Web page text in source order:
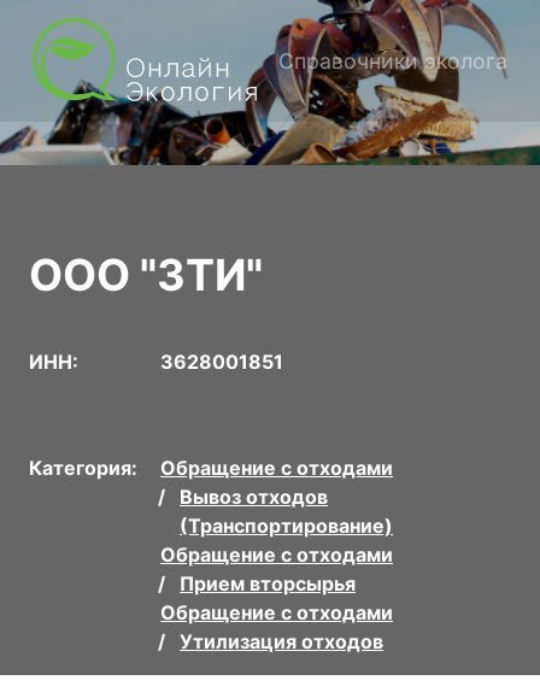
Справочники эколога
ООО "ЗТИ"
ИНН: 3628001851
Категория:
Обращение с отходами
Вывоз отходов
(Транспортирование)
Обращение с отходами
Прием вторсырья
Обращение с отходами
Утилизация отходов